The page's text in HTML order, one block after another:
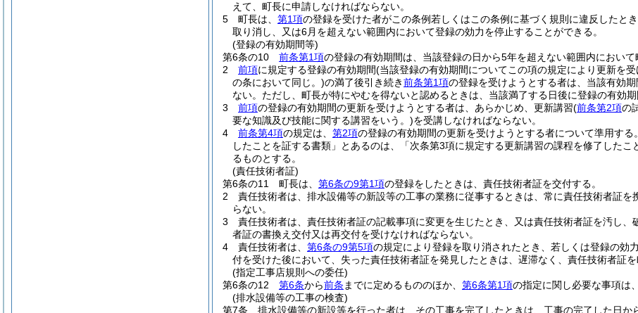
えて、町長に申請しなければならない。
5
町長は、 第1項の登録を受けた者がこの条例若しくはこの条例に基づく規則に違反したと
取り消し、又は6月を超えない範囲内において登録の効力を停止することができる。
(登録の有効期間等)
第6条の10
前条第1項の登録の有効期間は、当該登録の日から5年を超えない範囲内において
2
前項に規定する登録の有効期間(当該登録の有効期間についてこの項の規定により更新を
の条において同じ。)の満了後引き続き前条第1項の登録を受けようとする者は、当該有効
ない。 ただし、町長が特にやむを得ないと認めるときは、当該満了する日後に登録の有効期
3
前項の登録の有効期間の更新を受けようとする者は、あらかじめ、更新講習(前条第2項の
要な知識及び技能に関する講習をいう。)を受講しなければならない。
4
前条第4項の規定は、 第2項の登録の有効期間の更新を受けようとする者について準用する。
したことを証する書類」とあるのは、「次条第3項に規定する更新講習の課程を修了した
るものとする。
(責任技術者証)
第6条の11
町長は、 第6条の9第1項の登録をしたときは、責任技術者証を交付する。
2
責任技術者は、排水設備等の新設等の工事の業務に従事するときは、常に責任技術者証
らない。
3
責任技術者は、責任技術者証の記載事項に変更を生じたとき、又は責任技術者証を汚し
者証の書換え交付又は再交付を受けなければならない。
4
責任技術者は、 第6条の9第5項の規定により登録を取り消されたとき、若しくは登録の効
付を受けた後において、失った責任技術者証を発見したときは、遅滞なく、責任技術者証を
(指定工事店規則への委任)
第6条の12
第6条から前条 までに定めるもののほか、 第6条第1項の指定に関し必要な事項は
(排水設備等の工事の検査)
第7条
排水設備等の新設等を行った者は、その工事を完了したときは、工事の完了した日